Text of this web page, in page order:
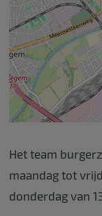
Het team
maandag tot
donderdag van